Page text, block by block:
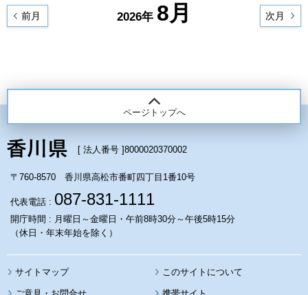
前月 2026年 8月 次月
ページトップへ
[ 法人番号 ]8000020370002
〒760-8570 香川県高松市番町四丁目1番10号
代表電話 : 087-831-1111
開庁時間 : 月曜日～金曜日・午前8時30分～午後5時15分
（休日・年末年始を除く）
サイトマップ このサイトについて